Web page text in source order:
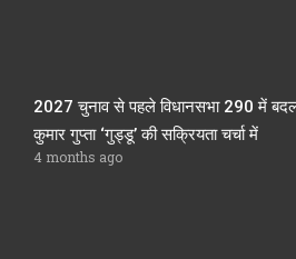
2027 चुनाव से पहले विधानसभा 290 में
कुमार गुप्ता ‘गुड्डू’ की सक्रियता चर्चा में
4 months ago